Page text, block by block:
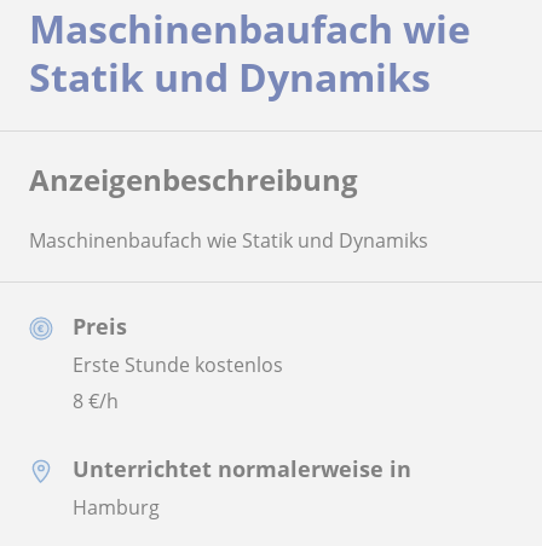
Preis
Erste Stunde kostenlos
8€/h
Unterrichtet normalerweise in
Hamburg
Maschinenbaufach wie
Statik und Dynamiks
Anzeigenbeschreibung
Maschinenbaufach wie Statik und Dynamiks